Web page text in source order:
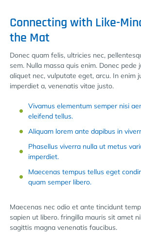
Connecting with Like-
the Mat
Donec quam felis, ultricies nec,
sem. Nulla massa quis enim. Donec pede
aliquet nec, vulputate eget, arcu. In enim
imperdiet a, venenatis vitae justo.
Vivamus elementum semper nisi
eleifend tellus.
Aliquam lorem ante dapibus in
Phasellus viverra nulla ut metus
imperdiet.
Maecenas tempus tellus eget
quam semper libero.
Maecenas nec odio et ante tincidunt
sapien ut libero. fringilla mauris sit amet
sagittis magna venenatis faucibus.